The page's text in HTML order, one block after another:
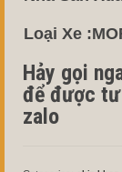
Loại Xe
Hảy gọi
để được
zalo